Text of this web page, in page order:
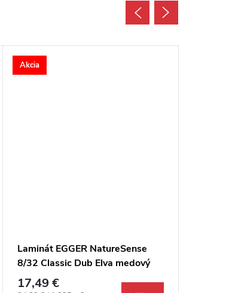
Akcia
Laminát EGGER NatureSense
8/32 Classic Dub Elva medový
4V
17,49 €